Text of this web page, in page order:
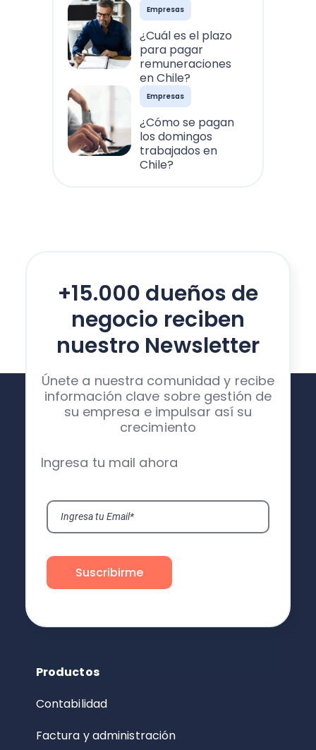
Empresas
¿Cuál es el plazo
para pagar
remuneraciones
en Chile?
Empresas
¿Cómo se pagan
los domingos
trabajados en
Chile?
+15.000 dueños de
negocio reciben
nuestro Newsletter
Únete a nuestra comunidad y recibe
información clave sobre gestión de
su empresa e impulsar así su
crecimiento
Ingresa tu mail ahora
Productos
Contabilidad
Factura y administración